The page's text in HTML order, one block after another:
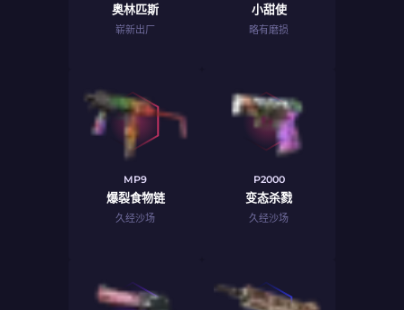
奥林匹斯
崭新出厂
小甜使
略有磨损
MP9
爆裂食物链
久经沙场
P2000
变态杀戮
久经沙场